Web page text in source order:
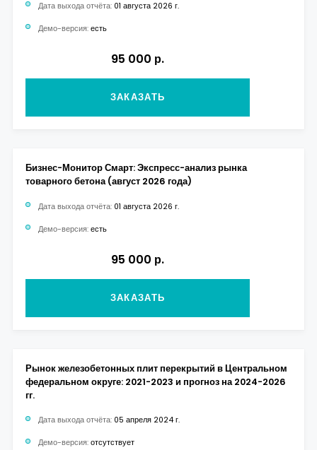
Дата выхода отчёта: 01 августа 2026 г.
Демо-версия: есть
95 000 р.
ЗАКАЗАТЬ
Бизнес-Монитор Смарт: Экспресс-анализ рынка
товарного бетона (август 2026 года)
Дата выхода отчёта: 01 августа 2026 г.
Демо-версия: есть
95 000 р.
ЗАКАЗАТЬ
Рынок железобетонных плит перекрытий в Центральном
федеральном округе: 2021-2023 и прогноз на 2024-2026
гг.
Дата выхода отчёта: 05 апреля 2024 г.
Демо-версия: отсутствует